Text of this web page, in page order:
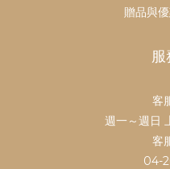
贈品與
服
客
週一～週日
客
04-